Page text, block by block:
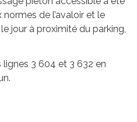
de l’avaloir et le
jour à proximité du parking,
lignes 3 604 et 3 632 en